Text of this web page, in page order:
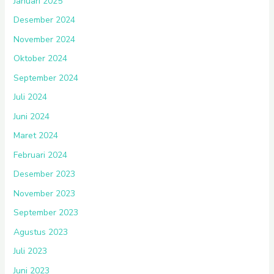
Desember 2024
November 2024
Oktober 2024
September 2024
Juli 2024
Juni 2024
Maret 2024
Februari 2024
Desember 2023
November 2023
September 2023
Agustus 2023
Juli 2023
Juni 2023